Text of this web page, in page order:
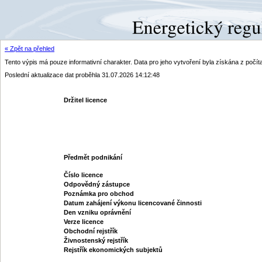
« Zpět na přehled
Tento výpis má pouze informativní charakter. Data pro jeho vytvoření byla získána z
Poslední aktualizace dat proběhla 31.07.2026 14:12:48
Držitel licence
Předmět podnikání
Číslo licence
Odpovědný zástupce
Poznámka pro obchod
Datum zahájení výkonu licencované činnosti
Den vzniku oprávnění
Verze licence
Obchodní rejstřík
Živnostenský rejstřík
Rejstřík ekonomických subjektů